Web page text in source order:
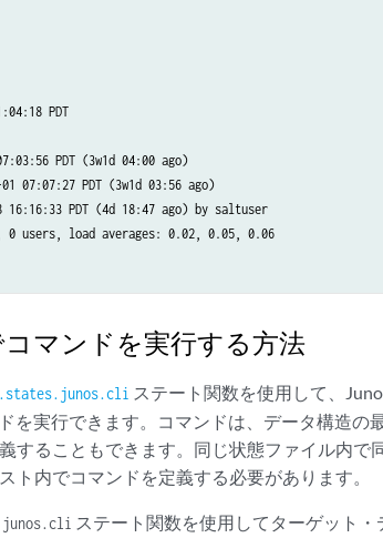
PDT
PDT (3w1d 04:00 ago)
07:07:27 PDT (3w1d 03:56 ago)
16:16:33 PDT (4d 18:47 ago) by saltuser
0 users, load averages: 0.02, 0.05, 0.06
マンドを実行する方法
ステート関数を使用して、
を実行できます。コマンドは、データ構造の
することもできます。同じ状態ファイル内で
ト内でコマンドを定義する必要があります。
junos.cli ステート関数を使用してターゲット